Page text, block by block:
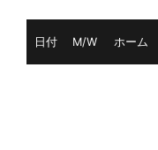
日付 M/W ホーム